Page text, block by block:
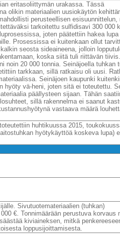
eritasoliittymän urakassa. Tässä
olikin materiaalien uusiokäytön
perusteellisen esisuunnittelun,
tarkoitettu sulfidisavi 300 000
joten päätettiin hakea lupa
Prosessissa ei kuitenkaan ollut
seosta sideaineena, jolloin
koska siitä tuli riittävän
noin 20 000 tonnia. Seinäjoella tuhkan
tarkkaan, sillä ratkaisu oli uusi.
Seinäjoen kaupunki
hyöty vä-heni, joten sitä ei toteutettu.
päällysteen sijaan. Tähän
sillä rakennelma ei saanut
vastaava määrä
huhtikuussa 2015,
hyötykäyttöä koskeva lupa)
Sivutuotemateriaalien (tuhkan)
€. Tonnimäärään perustuva korvaus
kiviaineksen, mitkä
loppusijoittamisesta.